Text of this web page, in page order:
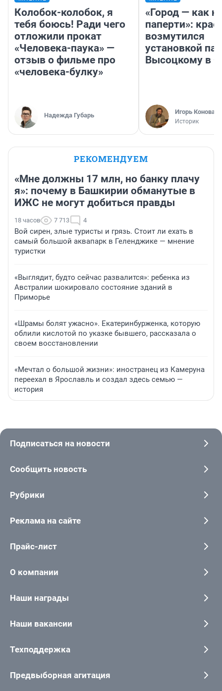
Колобок-колобок, я
тебя боюсь! Ради чего
отложили прокат
«Человека-паука» —
отзыв о фильме про
«человека-булку»
Надежда Губарь
«Город — как
паперти»:
возмутился
установкой
Высоцкому в
Игорь
Историк
РЕКОМЕНДУЕМ
«Мне должны 17 млн, но банку плачу
я»: почему в Башкирии обманутые в
ИЖС не могут добиться правды
18 часов 7 713 4
Вой сирен, злые туристы и грязь. Стоит ли ехать в
самый большой аквапарк в Геленджике — мнение
туристки
«Выглядит, будто сейчас развалится»: ребенка из
Австралии шокировало состояние зданий в
Приморье
«Шрамы болят ужасно». Екатеринбурженка, которую
облили кислотой по указке бывшего, рассказала о
своем восстановлении
«Мечтал о большой жизни»: иностранец из Камеруна
переехал в Ярославль и создал здесь семью —
история
Подписаться на новости
Сообщить новость
Рубрики
Реклама на сайте
Прайс-лист
О компании
Наши награды
Наши вакансии
Техподдержка
Предвыборная агитация